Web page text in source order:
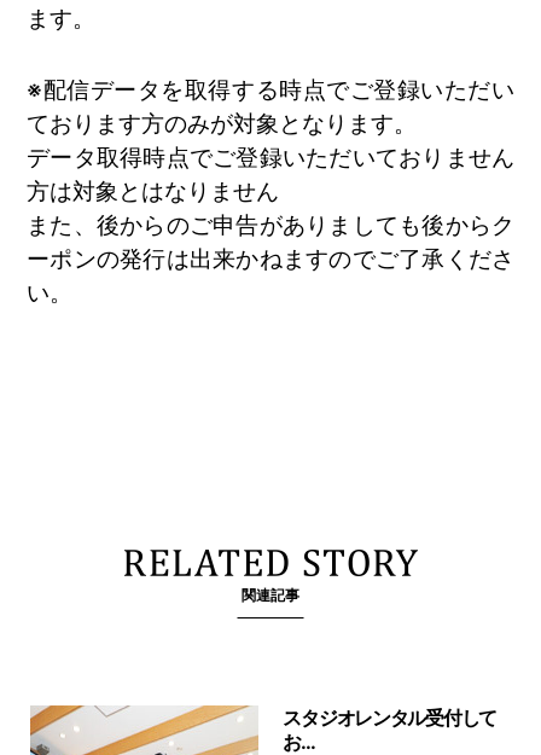
ます。
※配信データを取得する時点でご登録いただい
ております方のみが対象となります。
データ取得時点でご登録いただいておりません
方は対象とはなりません
また、後からのご申告がありましても後からク
ーポンの発行は出来かねますのでご了承くださ
い。
関連記事
スタジオレンタル受付して
お...